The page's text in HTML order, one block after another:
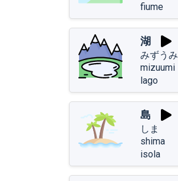
fiume
湖
みずうみ
mizuumi
lago
島
しま
shima
isola